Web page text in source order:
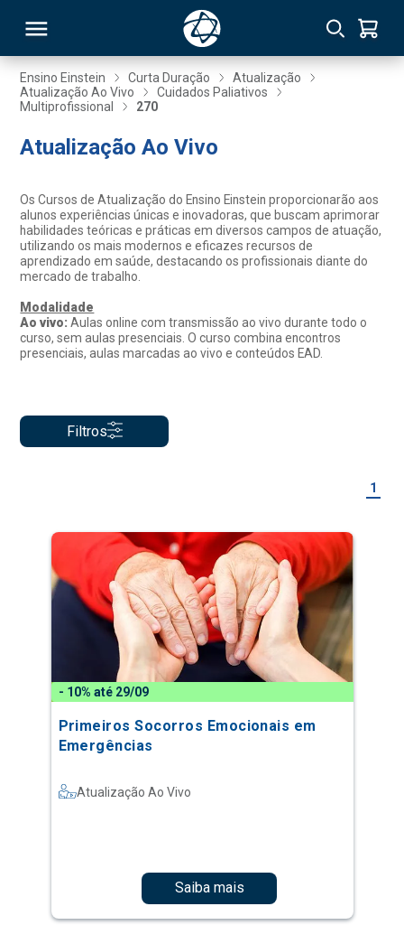
Ensino Einstein Curta Duração
Atualização
Atualização Ao Vivo
Cuidados Paliativos
Multiprofissional
270
Atualização Ao Vivo
Os Cursos de Atualização do Ensino Einstein proporcionarão aos
alunos experiências únicas e inovadoras, que buscam aprimorar
habilidades teóricas e práticas em diversos campos de atuação,
utilizando os mais modernos e eficazes recursos de
aprendizado em saúde, destacando os profissionais diante do
mercado de trabalho.
Modalidade
Ao vivo:Aulas online com transmissão ao vivo durante todo o
curso, sem aulas presenciais. O curso combina encontros
presenciais, aulas marcadas ao vivo e conteúdos EAD.
Filtros
1
- 10% até 29/09
Primeiros Socorros Emocionais em
Emergências
Atualização Ao Vivo
Saiba mais